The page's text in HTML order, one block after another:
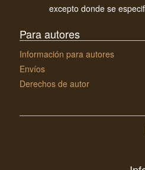
excepto donde se
Para autores
Información para autores
Envíos
Derechos de autor